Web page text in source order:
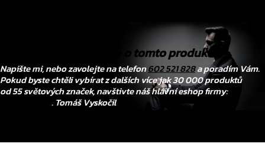
Chtěli byste vědět více o tomto produktu?
Napište mi, nebo zavolejte na telefon602 521 828a poradím Vám.
Pokud byste chtěli vybírat z dalších více jak 30 000 produktů
od 55 světových značek, navštivte náš hlavní eshop firmy:
. Tomáš Vyskočil